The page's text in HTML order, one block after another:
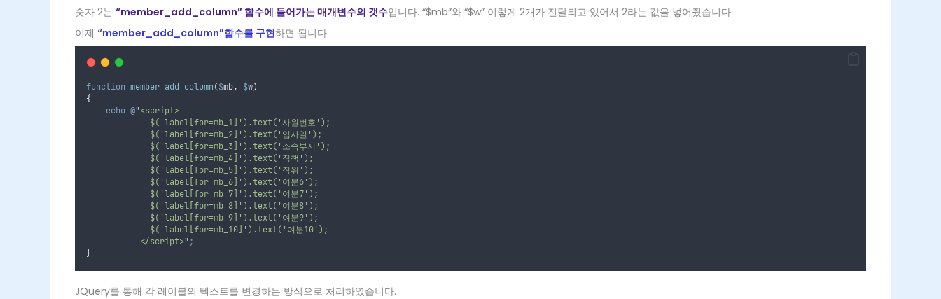
숫자 2는 “member_add_column” 함수에 들어가는 매개변수의 갯수입니다. “$mb”와 “$w” 이렇게 2개가 전달되고 있어서 2라는 값을 넣어줬습니다.
이제 “member_add_column”함수를 구현하면 됩니다.
function member_add_column($mb, $w)
{
echo @"<script>
             $('label[for=mb_1]').text('사원번호');
             $('label[for=mb_2]').text('입사일');
             $('label[for=mb_3]').text('소속부서');
             $('label[for=mb_4]').text('직책');
             $('label[for=mb_5]').text('직위');
             $('label[for=mb_6]').text('여분6');
             $('label[for=mb_7]').text('여분7');
             $('label[for=mb_8]').text('여분8');
             $('label[for=mb_9]').text('여분9');
             $('label[for=mb_10]').text('여분10');
           </script>
";
}
JQuery를 통해 각 레이블의 텍스트를 변경하는 방식으로 처리하였습니다.